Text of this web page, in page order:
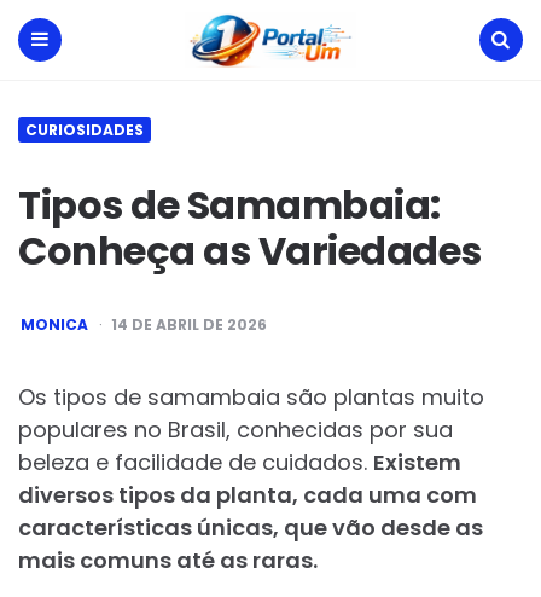
CURIOSIDADES
Tipos de Samambaia:
Conheça as Variedades
POSTED
BY
MONICA 14 DE ABRIL DE 2026
Os tipos de samambaia são plantas muito
populares no Brasil, conhecidas por sua
beleza e facilidade de cuidados. Existem
diversos tipos da planta, cada uma com
características únicas, que vão desde as
mais comuns até as raras.